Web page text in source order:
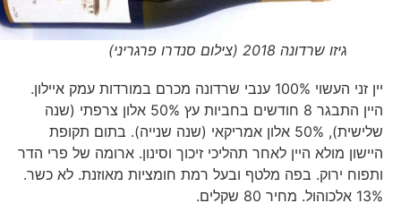
גיזו שרדונה 2018 (צילום סנדרו פרגריני)
יין זני העשוי 100% ענבי שרדונה מכרם במורדות עמק איילון.
היין התבגר 8 חודשים בחביות עץ 50% אלון צרפתי (שנה
שלישית), 50% אלון אמריקאי (שנה שנייה). בתום תקופת
היישון מולא היין לאחר תהליכי זיכוך וסינון. ארומה של פרי הדר
ותפוח ירוק. בפה מלטף ובעל רמת חומציות מאוזנת. לא כשר.
13% אלכוהול. מחיר 80 שקלים.